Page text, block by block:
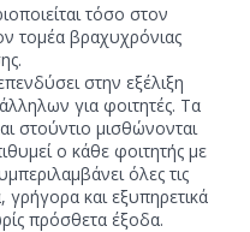
τόσο στον
τομέα βραχυχρόνιας
στην εξέλιξη
για φοιτητές. Τα
στούντιο μισθώνονται
ο κάθε φοιτητής με
όλες τις
και εξυπηρετικά
πρόσθετα έξοδα.